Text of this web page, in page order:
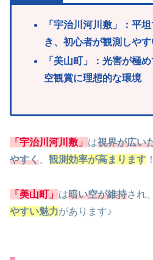
「宇治川河川敷」：平
き、初心者が観測しやす
「美山町」：光害が極
空観賞に理想的な環境
「宇治川河川敷」 は視界が広い
やすく
観測効率が高まります ！
「美山町」 は暗い空が維持され、
やすい魅力があります♪